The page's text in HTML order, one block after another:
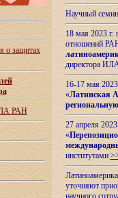
о защитах
РАН
Научный
18 мая 2023
отношений
директора
16-17 мая
«Латинская
27 апреля
«
институтами
уточняют
научного